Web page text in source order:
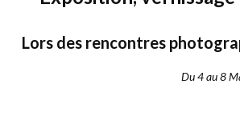
Lors des rencontres
Du 4 au 8